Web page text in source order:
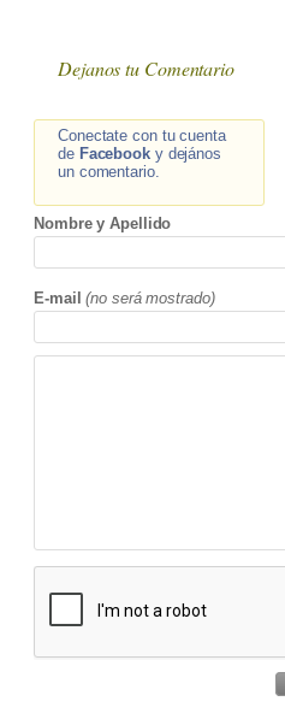
Dejanos tu Comentario
Conectate con tu cuenta
de Facebooky dejános
un comentario.
Nombre y Apellido
E-mail (no será mostrado)